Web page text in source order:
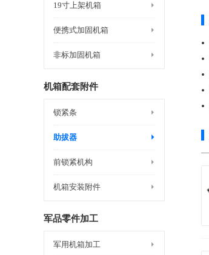
19寸上架机箱
便携式加固机箱
非标加固机箱
机箱配套附件
锁紧条
助拔器
前锁紧机构
机箱安装附件
军品零件加工
军用机箱加工